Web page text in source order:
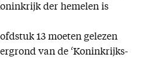
der hemelen is
13 moeten gelezen
van de ‘Koninkrijks-